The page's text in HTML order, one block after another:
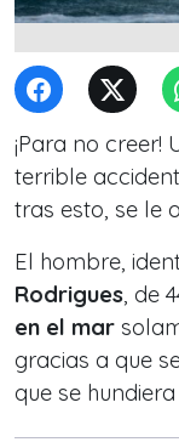
¡Para no creer!
terrible
tras esto, se le
El hombre,
Rodrigues, de
en el mar
gracias a que
que se